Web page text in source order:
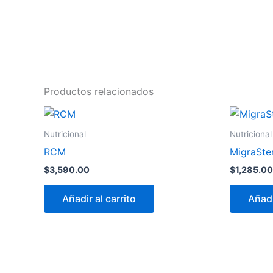
Productos relacionados
Nutricional
RCM
$3,590.00
Añadir al carrito
Nutricional
$1,285.00